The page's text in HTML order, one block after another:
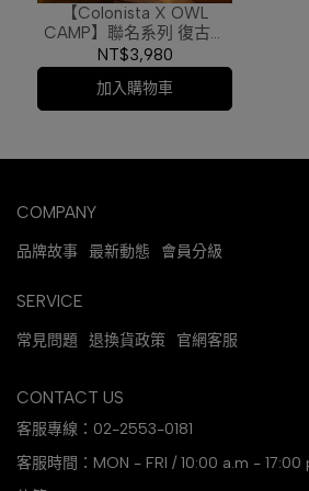
【Colonista X OWL
CAMP】聯名系列 復古茄
芷 金平糖燈罩
NT$3,980
加入購物車
COMPANY
品牌故事 最新動態 會員分級
SERVICE
常見問題 退換貨政策 官網客服
CONTACT US
客服專線：02-2553-0181
客服時間：MON - FRI / 10:00 a.m - 17:00